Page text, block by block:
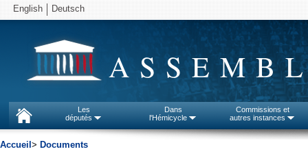
English Deutsch
Les
députés
Dans
l'Hémicycle
Commissions et
autres instances
Accueil > Documents